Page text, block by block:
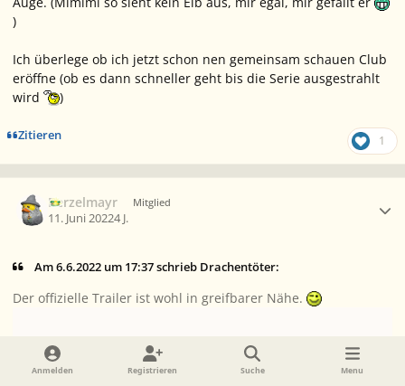
)
Ich überlege ob ich jetzt schon nen gemeinsam schauen Club
eröffne (ob es dann schneller geht bis die Serie ausgestrahlt
wird
)
Zitieren 1
Berzelmayr Mitglied
11. Juni 20224 J.
Am 6.6.2022 um 17:37 schrieb Drachentöter:
Der offizielle Trailer ist wohl in greifbarer Nähe.
Anmelden Registrieren Suche Menu